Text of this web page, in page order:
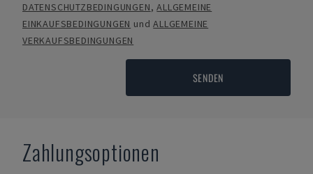
DATENSCHUTZBEDINGUNGEN,ALLGEMEINE
EINKAUFSBEDINGUNGEN undALLGEMEINE
VERKAUFSBEDINGUNGEN
SENDEN
Zahlungsoptionen